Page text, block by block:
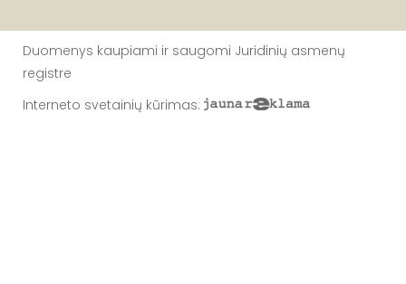
Duomenys kaupiami ir saugomi Juridinių asmenų
registre
Interneto svetainių kūrimas: